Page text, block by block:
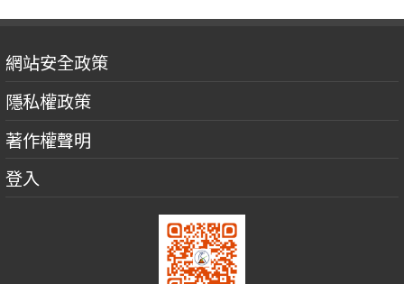
網站安全政策
隱私權政策
著作權聲明
登入